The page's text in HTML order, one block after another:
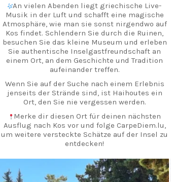
An vielen Abenden liegt griechische Live-
Musik in der Luft und schafft eine magische
Atmosphäre, wie man sie sonst nirgendwo auf
Kos findet. Schlendern Sie durch die Ruinen,
besuchen Sie das kleine Museum und erleben
Sie authentische Inselgastfreundschaft an
einem Ort, an dem Geschichte und Tradition
aufeinander treffen.
Wenn Sie auf der Suche nach einem Erlebnis
jenseits der Strände sind, ist Haihoutes ein
Ort, den Sie nie vergessen werden.
Merke dir diesen Ort für deinen nächsten
Ausflug nach Kos vor und folge CarpeDiem.lu,
um weitere versteckte Schätze auf der Insel zu
entdecken!
#Kos #KosInsel #Haihoutes #HiddenKos
#Gespensterdorf GriechischeGeschichte
AuthentischesGriechenland Kosbesuch
carpediem.travel.guide